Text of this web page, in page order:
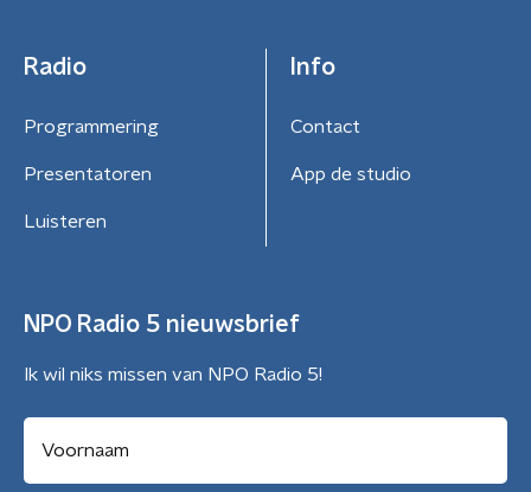
Radio
Programmering
Presentatoren
Luisteren
Info
Contact
App de studio
NPO Radio 5 nieuwsbrief
Ik wil niks missen van NPO Radio 5!